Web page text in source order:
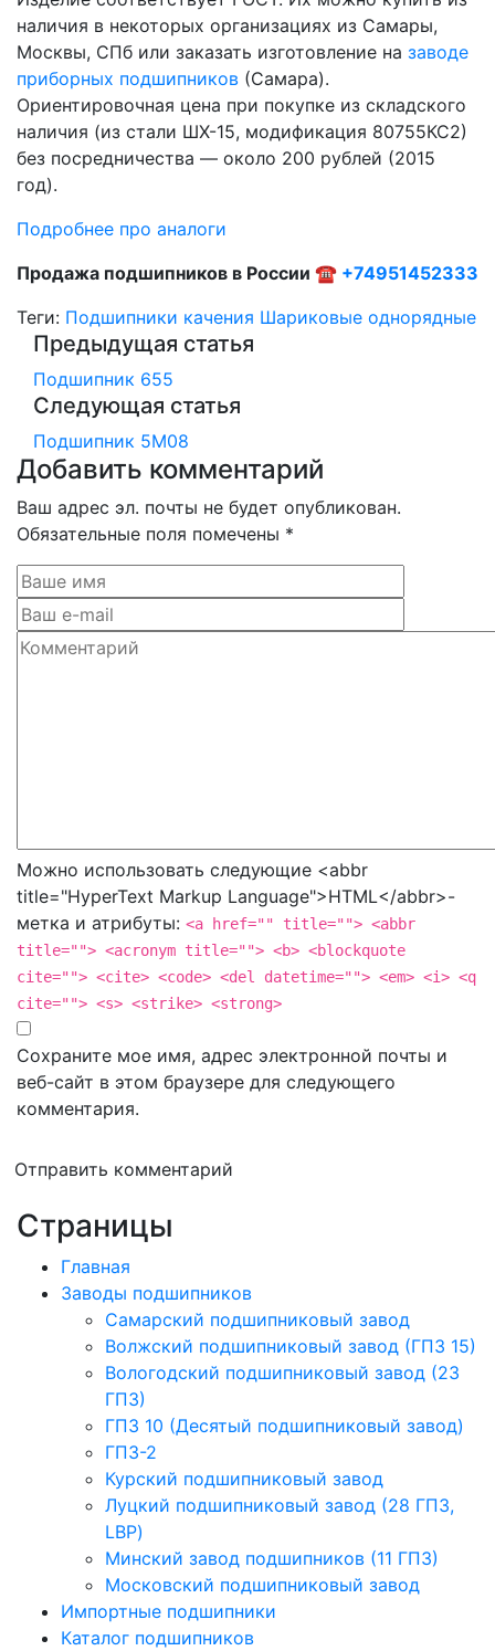
наличия в некоторых организациях из Самары,
Москвы, СПб или заказать изготовление на заводе
приборных подшипников (Самара).
Ориентировочная цена при покупке из складского
наличия (из стали ШХ-15, модификация 80755КС2)
без посредничества — около 200 рублей (2015
год).
Подробнее про аналоги
Продажа подшипников в России ☎ +74951452333
Теги: Подшипники качения Шариковые однорядные
Предыдущая статья
Подшипник 655
Следующая статья
Подшипник 5M08
Добавить комментарий
Ваш адрес эл. почты не будет опубликован.
Обязательные поля помечены *
Можно использовать следующие <abbr
title="HyperText Markup Language">HTML</abbr>-
метка и атрибуты: <a href="" title=""> <abbr
title=""> <acronym title=""> <b> <blockquote
cite=""> <cite> <code> <del datetime=""> <em> <i> <q
cite=""> <s> <strike> <strong>
Сохраните мое имя, адрес электронной почты и
веб-сайт в этом браузере для следующего
комментария.
Отправить комментарий
Страницы
Главная
Заводы подшипников
Cамарский подшипниковый завод
Волжский подшипниковый завод (ГПЗ 15)
Вологодский подшипниковый завод (23
ГПЗ)
ГПЗ 10 (Десятый подшипниковый завод)
ГПЗ-2
Курский подшипниковый завод
Луцкий подшипниковый завод (28 ГПЗ,
LBP)
Минский завод подшипников (11 ГПЗ)
Московский подшипниковый завод
Импортные подшипники
Каталог подшипников